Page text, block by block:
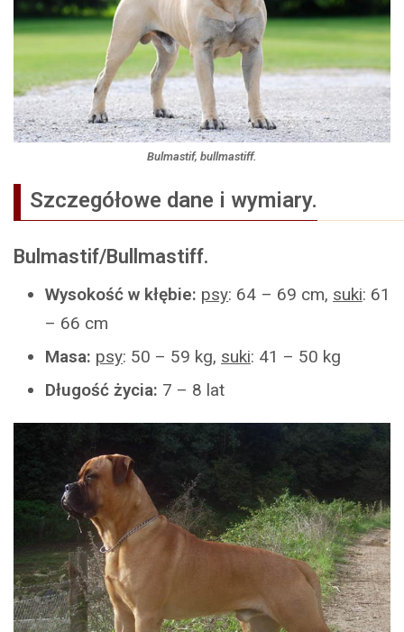
Bulmastif, bullmastiff.
Szczegółowe dane i wymiary.
Bulmastif/Bullmastiff.
Wysokość w kłębie: psy: 64 – 69 cm, suki: 61
– 66 cm
Masa: psy: 50 – 59 kg, suki: 41 – 50 kg
Długość życia: 7 – 8 lat